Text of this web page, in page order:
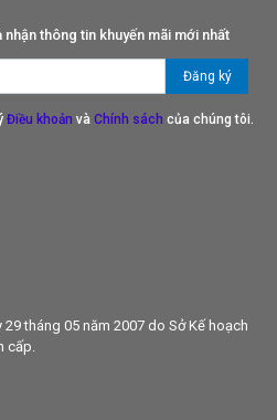
thông tin khuyến mãi mới nhất
Điều khoản và Chính sách của chúng tôi.
tháng 05 năm 2007 do Sở Kế hoạch
cấp.